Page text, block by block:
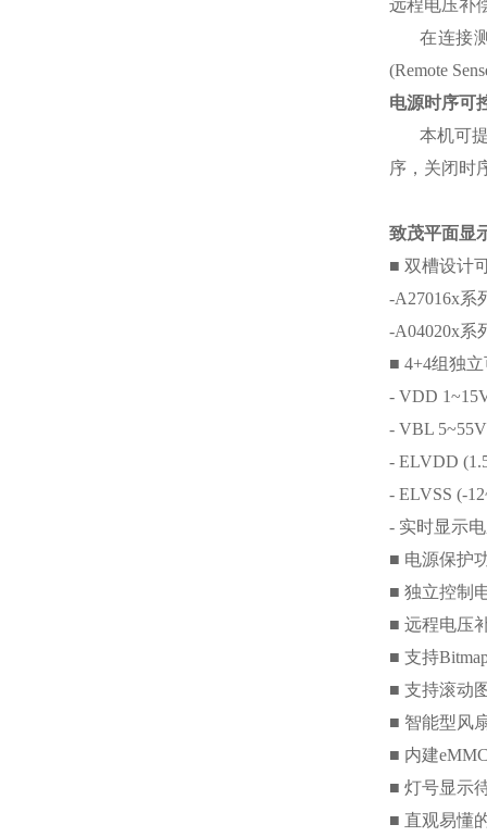
远程电压补
在连接
(Remote
电源时序可
本机可
序，关闭时
致茂平面显
■ 双槽设计
-A27016x系
-A04020x系
■ 4+4组独
- VDD
- VBL
- ELVDD
- ELVSS (-
- 实时显示
■ 电源保护
■ 独立控制
■ 远程电压
■ 支持
■ 支持滚动
■ 智能型风
■ 内建
■ 灯号显示
■ 直观易懂